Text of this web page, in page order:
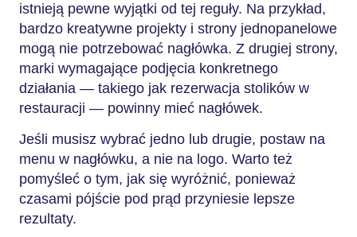
istnieją pewne wyjątki od tej reguły. Na przykład,
bardzo kreatywne projekty i strony jednopanelowe
mogą nie potrzebować nagłówka. Z drugiej strony,
marki wymagające podjęcia konkretnego
działania — takiego jak rezerwacja stolików w
restauracji — powinny mieć nagłówek.
Jeśli musisz wybrać jedno lub drugie, postaw na
menu w nagłówku, a nie na logo. Warto też
pomyśleć o tym, jak się wyróżnić, ponieważ
czasami pójście pod prąd przyniesie lepsze
rezultaty.